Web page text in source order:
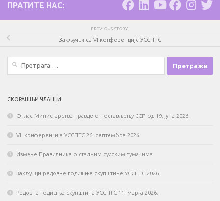
ПРАТИТЕ НАС:
PREVIOUS STORY
Закључци са VI конференције УССПТС
СКОРАШЊИ ЧЛАНЦИ
Оглас Министарства правде о постављењу ССП од 19. јуна 2026.
VII конференција УССПТС 26. септембра 2026.
Измене Правилника о сталним судским тумачима
Закључци редовне годишње скупштине УССПТС 2026.
Редовна годишња скупштина УССПТС 11. марта 2026.